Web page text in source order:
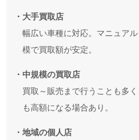
・大手買取店
幅広い車種に対応。マニュア
模で買取額が安定。
・中規模の買取店
買取～販売まで行うことも多
も高額になる場合あり。
・地域の個人店